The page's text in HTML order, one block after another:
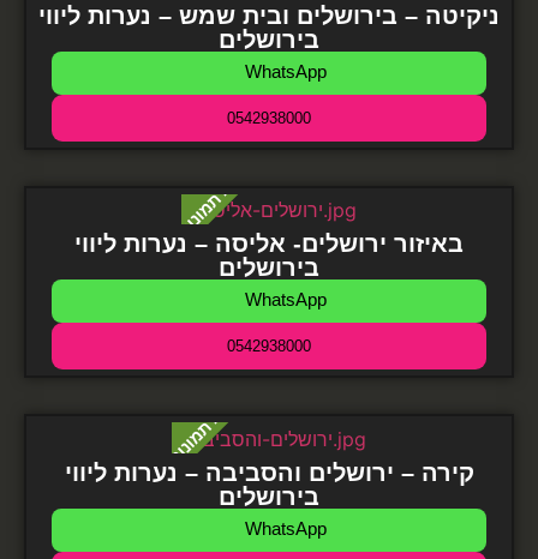
ניקיטה – בירושלים ובית שמש – נערות ליווי
בירושלים
WhatsApp
0542938000
באיזור ירושלים- אליסה – נערות ליווי
בירושלים
WhatsApp
0542938000
קירה – ירושלים והסביבה – נערות ליווי
בירושלים
WhatsApp